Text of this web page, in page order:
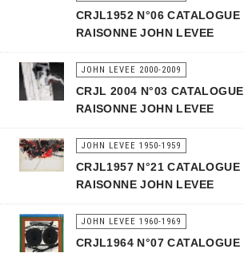
CRJL1952 N°06 CATALOGUE
RAISONNE JOHN LEVEE
JOHN LEVEE 2000-2009
CRJL 2004 N°03 CATALOGUE
RAISONNE JOHN LEVEE
JOHN LEVEE 1950-1959
CRJL1957 N°21 CATALOGUE
RAISONNE JOHN LEVEE
JOHN LEVEE 1960-1969
CRJL1964 N°07 CATALOGUE